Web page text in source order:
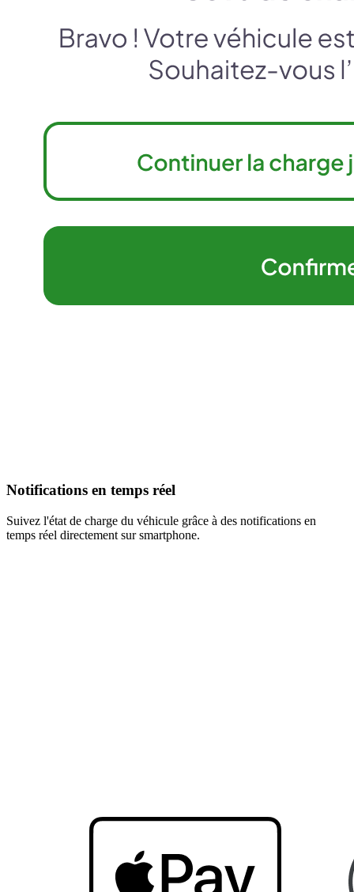
Notifications en temps réel
Suivez l'état de charge du véhicule grâce à des notifications en
temps réel directement sur smartphone.